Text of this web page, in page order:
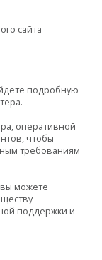
сайта
подробную
оперативной
чтобы
требованиям
вы можете
поддержки и